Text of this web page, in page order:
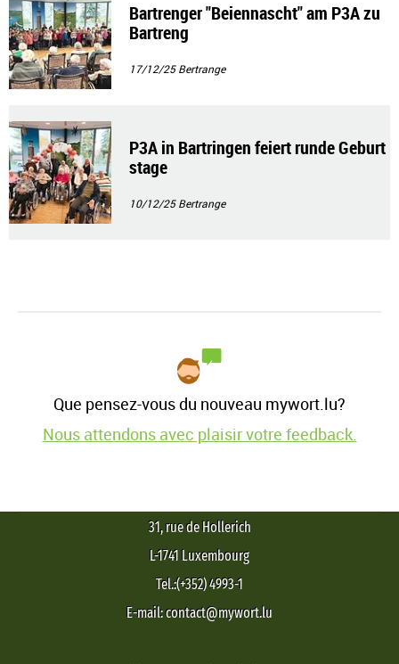
Bartrenger "Beiennascht" am P3A zu
Bartreng
17/12/25Bertrange
P3A in Bartringen feiert runde Geburt
stage
10/12/25Bertrange
Que pensez-vous du nouveau mywort.lu?
Nous attendons avec plaisir votre feedback.
31, rue de Hollerich
L-1741 Luxembourg
Tel.:(+352) 4993-1
E-mail: contact@mywort.lu